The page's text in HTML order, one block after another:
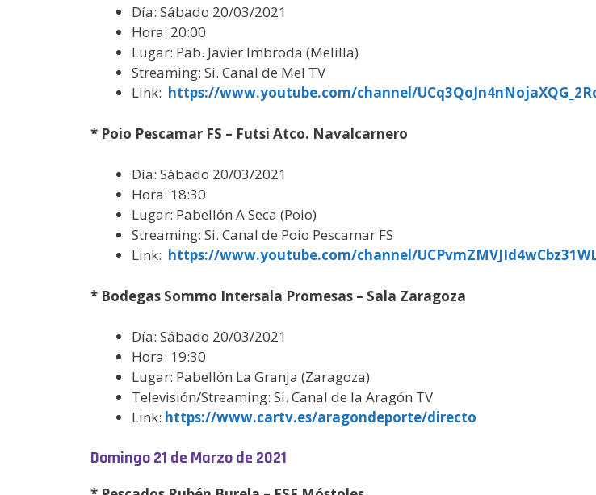
Día: Sábado 20/03/2021
Hora: 20:00
Lugar: Pab. Javier Imbroda (Melilla)
Streaming: Si. Canal de Mel TV
Link: https://www.youtube.com/channel/
* Poio Pescamar FS – Futsi Atco. Navalcarnero
Día: Sábado 20/03/2021
Hora: 18:30
Lugar: Pabellón A Seca (Poio)
Streaming: Si. Canal de Poio Pescamar FS
Link: https://www.youtube.com/channel/
* Bodegas Sommo Intersala Promesas – Sala Zaragoza
Día: Sábado 20/03/2021
Hora: 19:30
Lugar: Pabellón La Granja (Zaragoza)
Televisión/Streaming: Si. Canal de la Aragón TV
Link: https://www.cartv.es/aragondeporte/directo
Domingo 21 de Marzo de 2021